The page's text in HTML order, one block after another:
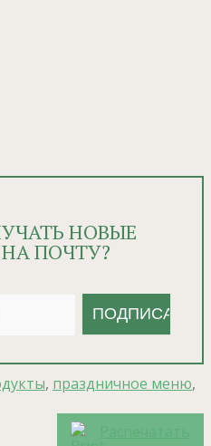
НОВЫЕ
ПОЧТУ?
, праздничное меню,